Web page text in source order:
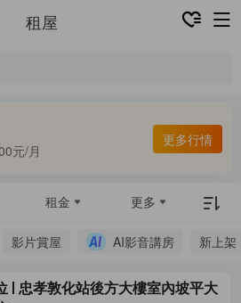
租屋
元/月
更多行情
租金 更多
影片賞屋 AI影音講房 新上架
忠孝敦化站後方大樓室內坡平大